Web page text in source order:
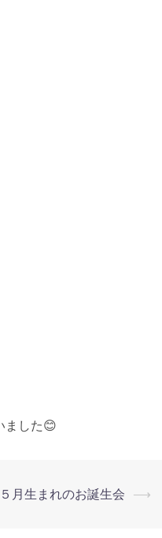
ました😊
５月生まれのお誕生会 ⟶